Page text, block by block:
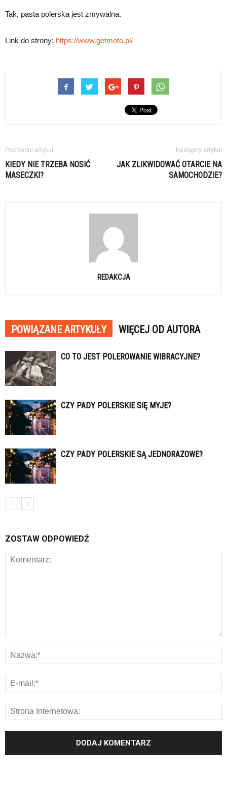
Tak, pasta polerska jest zmywalna.
Link do strony: https://www.getmoto.pl/
Poprzedni artykuł
KIEDY NIE TRZEBA NOSIĆ
MASECZKI?
Następny artykuł
JAK ZLIKWIDOWAĆ OTARCIE NA
SAMOCHODZIE?
REDAKCJA
POWIĄZANE ARTYKUŁY WIĘCEJ OD AUTORA
CO TO JEST POLEROWANIE WIBRACYJNE?
CZY PADY POLERSKIE SIĘ MYJE?
CZY PADY POLERSKIE SĄ JEDNORAZOWE?
ZOSTAW ODPOWIEDŹ